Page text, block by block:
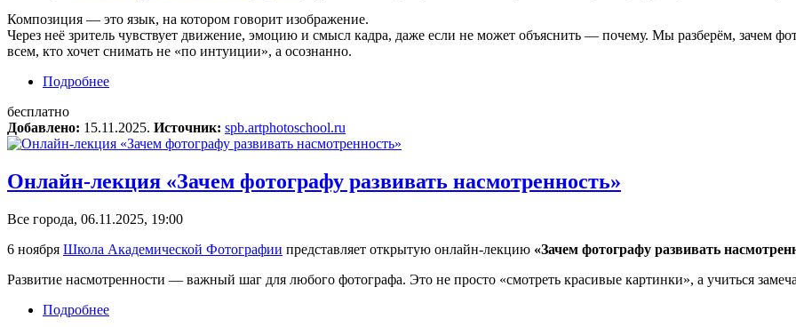
Композиция — это язык, на котором говорит изображение.
Через неё зритель чувствует движение, эмоцию и смысл кадра, даже если не может объяснить — почему. Мы разберём, зачем
всем, кто хочет снимать не «по интуиции», а осознанно.
Подробнее
бесплатно
Добавлено: 15.11.2025. Источник: spb.artphotoschool.ru
Онлайн-лекция «Зачем фотографу развивать насмотренность»
Все города, 06.11.2025, 19:00
6 ноября Школа Академической Фотографии представляет открытую онлайн-лекцию «Зачем фотографу развивать
Развитие насмотренности — важный шаг для любого фотографа. Это не просто «смотреть красивые картинки», а учиться
Подробнее